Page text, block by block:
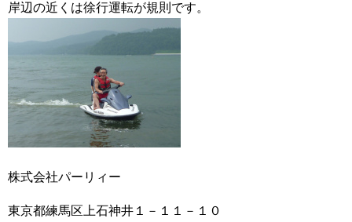
岸辺の近くは徐行運転が規則です。
株式会社パーリィー
東京都練馬区上石神井１－１１－１０